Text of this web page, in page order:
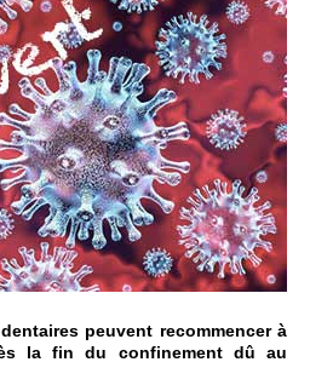
peuvent recommencer à
la fin du confinement dû au